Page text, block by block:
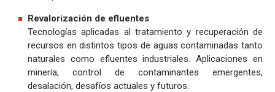
Revalorización de efluentes
Tecnologías aplicadas al tratamiento y recuperación de
recursos en distintos tipos de aguas contaminadas tanto
naturales como efluentes industriales. Aplicaciones en
minería, control de contaminantes emergentes,
desalación, desafíos actuales y futuros.